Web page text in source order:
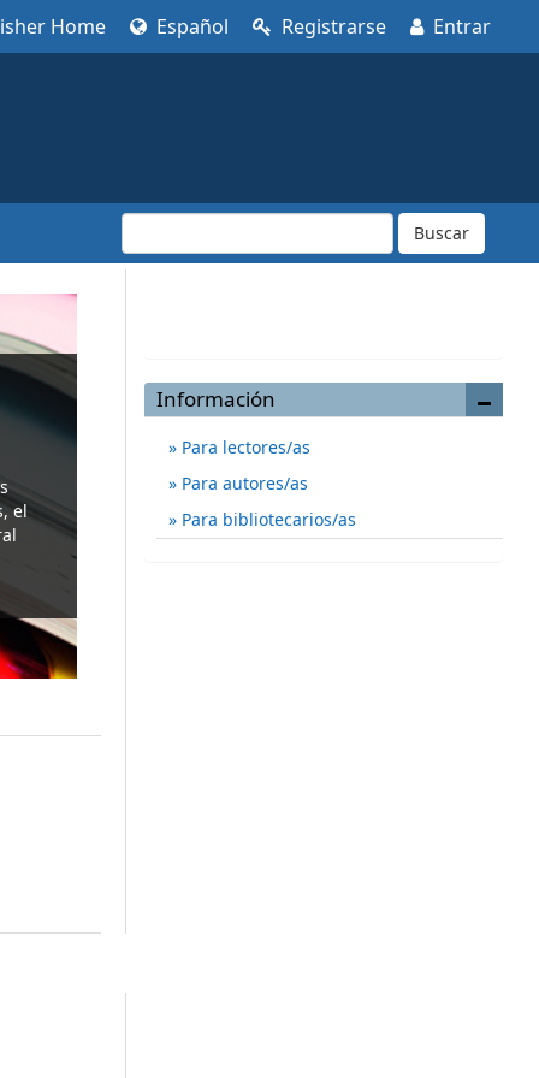
Home Español Registrarse Entrar
Buscar
el
Información
Para lectores/as
Para autores/as
Para bibliotecarios/as